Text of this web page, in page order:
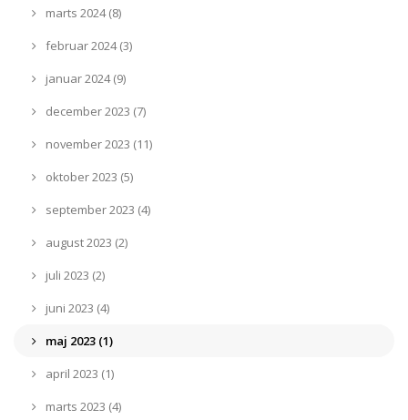
marts 2024 (8)
februar 2024 (3)
januar 2024 (9)
december 2023 (7)
november 2023 (11)
oktober 2023 (5)
september 2023 (4)
august 2023 (2)
juli 2023 (2)
juni 2023 (4)
maj 2023 (1)
april 2023 (1)
marts 2023 (4)